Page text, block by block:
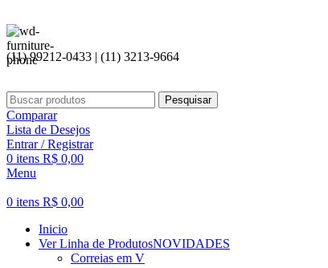
(11) 99212-0433 | (11) 3213-9664
Pesquisar
Comparar
Lista de Desejos
Entrar / Registrar
0 itens R$ 0,00
Menu
0 itens R$ 0,00
Inicio
Ver Linha de ProdutosNOVIDADES
Correias em V